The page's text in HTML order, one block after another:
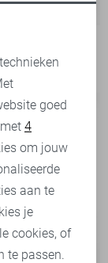
-50%
goed
4
om jouw
aan te
je
cookies, of
te passen.